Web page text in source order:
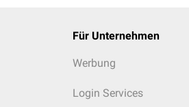
Für Unternehmen
Werbung
Login Services